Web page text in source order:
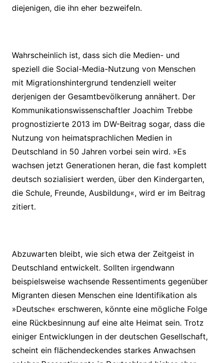
diejenigen, die ihn eher bezweifeln.
Wahrscheinlich ist, dass sich die Medien- und
speziell die Social-Media-Nutzung von Menschen
mit Migrationshintergrund tendenziell weiter
derjenigen der Gesamtbevölkerung annähert. Der
Kommunikationswissenschaftler Joachim Trebbe
prognostizierte 2013 im DW-Beitrag sogar, dass die
Nutzung von heimatsprachlichen Medien in
Deutschland in 50 Jahren vorbei sein wird. »Es
wachsen jetzt Generationen heran, die fast komplett
deutsch sozialisiert werden, über den Kindergarten,
die Schule, Freunde, Ausbildung«, wird er im Beitrag
zitiert.
Abzuwarten bleibt, wie sich etwa der Zeitgeist in
Deutschland entwickelt. Sollten irgendwann
beispielsweise wachsende Ressentiments gegenüber
Migranten diesen Menschen eine Identifikation als
»Deutsche« erschweren, könnte eine mögliche Folge
eine Rückbesinnung auf eine alte Heimat sein. Trotz
einiger Entwicklungen in der deutschen Gesellschaft,
scheint ein flächendeckendes starkes Anwachsen